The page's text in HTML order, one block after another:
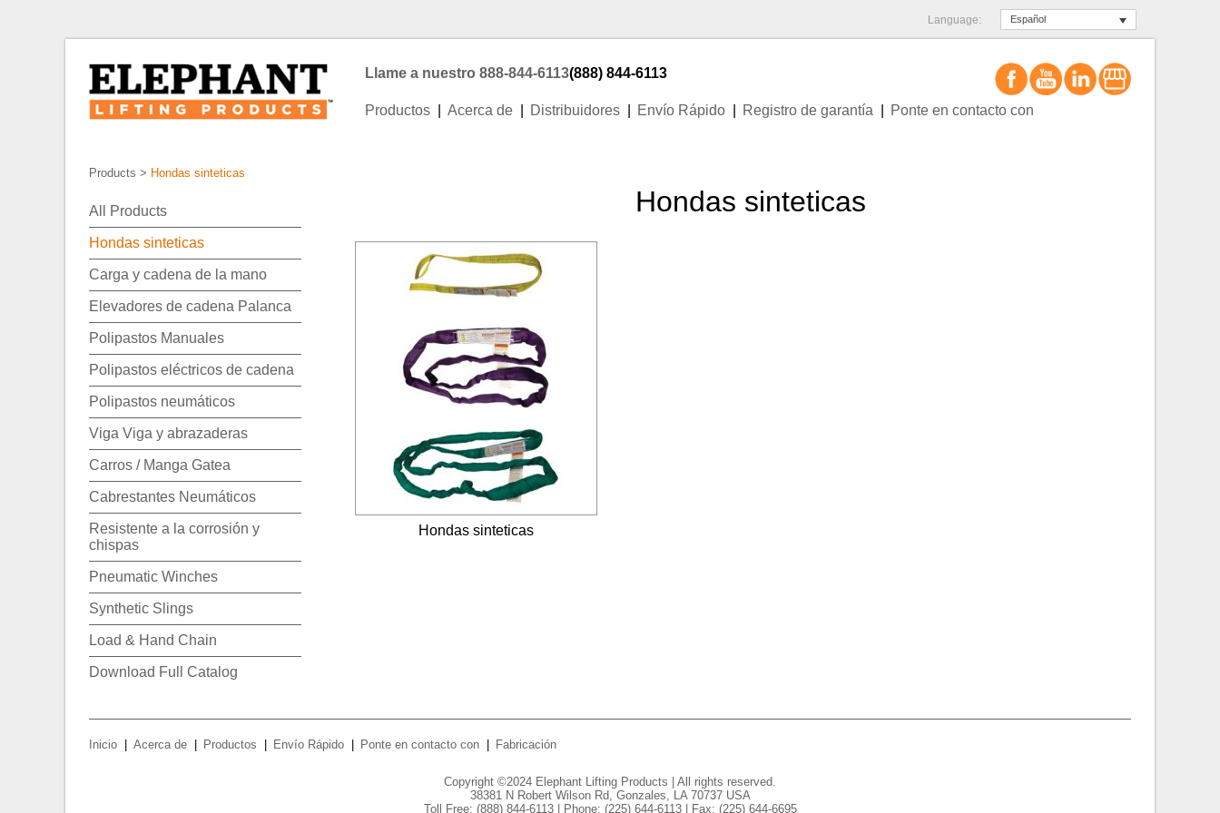
Language: Español
Llame a nuestro 888-844-6113(888) 844-6113
Productos Acerca de Distribuidores Envío Rápido Registro de garantía Ponte en contacto con
Products > Hondas sinteticas
All Products
Hondas sinteticas
Carga y cadena de la mano
Elevadores de cadena Palanca
Polipastos Manuales
Polipastos eléctricos de cadena
Polipastos neumáticos
Viga Viga y abrazaderas
Carros / Manga Gatea
Cabrestantes Neumáticos
Resistente a la corrosión y
chispas
Pneumatic Winches
Synthetic Slings
Load & Hand Chain
Download Full Catalog
Hondas sinteticas
Hondas sinteticas
Inicio Acerca de Productos Envío Rápido Ponte en contacto con Fabricación
Copyright ©2024 Elephant Lifting Products | All rights reserved.
38381 N Robert Wilson Rd, Gonzales, LA 70737 USA
Toll Free: (888) 844-6113 | Phone: (225) 644-6113| Fax: (225) 644-6695